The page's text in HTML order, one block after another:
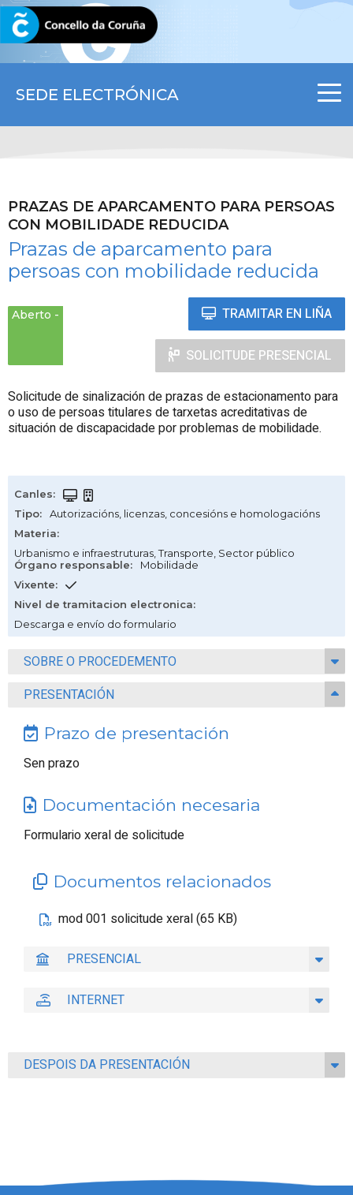
SEDE ELECTRÓNICA
CORUNA.GAL
PRAZAS DE APARCAMENTO PARA PERSOAS
CON MOBILIDADE REDUCIDA
Prazas de aparcamento para
persoas con mobilidade reducida
Aberto TRAMITAR EN LIÑA
SOLICITUDE PRESENCIAL
Solicitude de sinalización de prazas de estacionamento para
o uso de persoas titulares de tarxetas acreditativas de
situación de discapacidade por problemas de mobilidade.
Canles:
Tipo:
Autorizacións, licenzas, concesións e homologacións
Materia:
Urbanismo e infraestruturas ,Transporte Sector público
Órgano responsable:
Mobilidade
Vixente:
Nivel de tramitacion electronica:
Descarga e envío do formulario
SOBRE O PROCEDEMENTO
PRESENTACIÓN
Prazo de presentación
Sen prazo
Documentación necesaria
Formulario xeral de solicitude
Documentos relacionados
mod 001 solicitude xeral (65 KB)
PRESENCIAL
INTERNET
DESPOIS DA PRESENTACIÓN